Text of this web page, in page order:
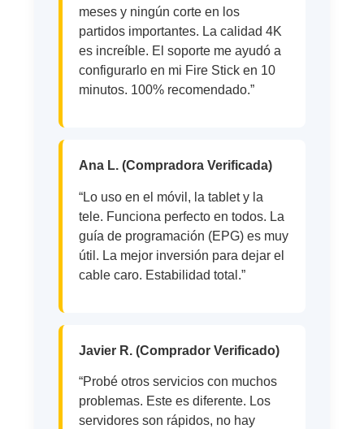
meses y ningún corte en los
partidos importantes. La calidad 4K
es increíble. El soporte me ayudó a
configurarlo en mi Fire Stick en 10
minutos. 100% recomendado.”
Ana L. (Compradora Verificada)
“Lo uso en el móvil, la tablet y la
tele. Funciona perfecto en todos. La
guía de programación (EPG) es muy
útil. La mejor inversión para dejar el
cable caro. Estabilidad total.”
Javier R. (Comprador Verificado)
“Probé otros servicios con muchos
problemas. Este es diferente. Los
servidores son rápidos, no hay